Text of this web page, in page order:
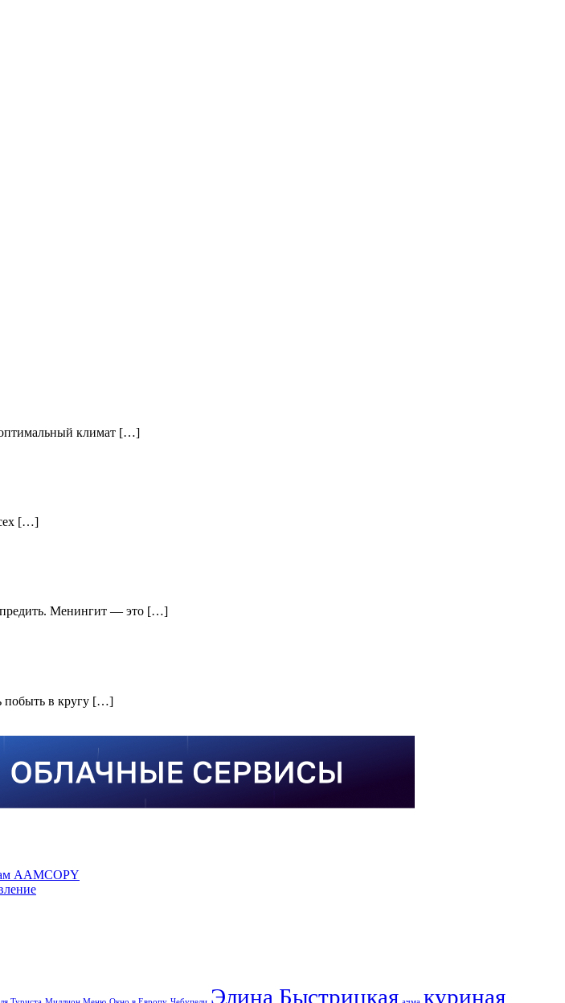
оптимальный климат […]
[…]
Менингит — это […]
побыть в кругу […]
AAMCOPY
Элина Быстрицкая куриная